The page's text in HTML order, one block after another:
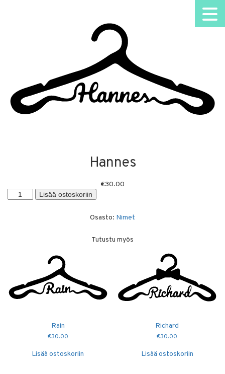
Hannes
€30.00
Hannes
määrä
Lisää ostoskoriin
Osasto: Nimet
Tutustu myös
Rain
€30.00
Lisää ostoskoriin
Richard
€30.00
Lisää ostoskoriin